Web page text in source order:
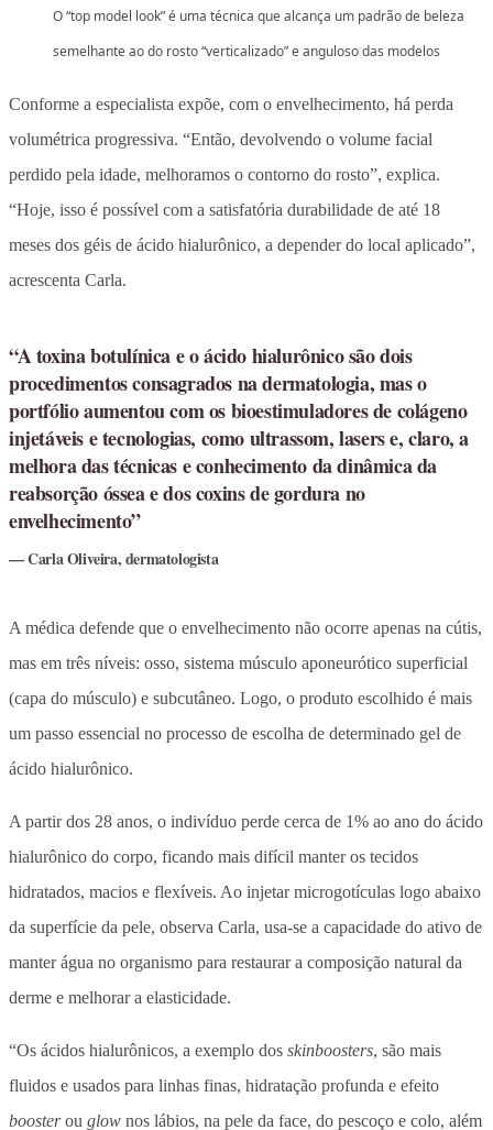
O “top model look” é uma técnica que alcança um padrão de beleza
semelhante ao do rosto “verticalizado” e anguloso das modelos
Conforme a especialista expõe, com o envelhecimento, há perda
volumétrica progressiva. “Então, devolvendo o volume facial
perdido pela idade, melhoramos o contorno do rosto”, explica.
“Hoje, isso é possível com a satisfatória durabilidade de até 18
meses dos géis de ácido hialurônico, a depender do local aplicado”,
acrescenta Carla.
“A toxina botulínica e o ácido hialurônico são dois
procedimentos consagrados na dermatologia, mas o
portfólio aumentou com os bioestimuladores de colágeno
injetáveis e tecnologias, como ultrassom, lasers e, claro, a
melhora das técnicas e conhecimento da dinâmica da
reabsorção óssea e dos coxins de gordura no
envelhecimento”
Carla Oliveira, dermatologista
A médica defende que o envelhecimento não ocorre apenas na cútis,
mas em três níveis: osso, sistema músculo aponeurótico superficial
(capa do músculo) e subcutâneo. Logo, o produto escolhido é mais
um passo essencial no processo de escolha de determinado gel de
ácido hialurônico.
A partir dos 28 anos, o indivíduo perde cerca de 1% ao ano do ácido
hialurônico do corpo, ficando mais difícil manter os tecidos
hidratados, macios e flexíveis. Ao injetar microgotículas logo abaixo
da superfície da pele, observa Carla, usa-se a capacidade do ativo de
manter água no organismo para restaurar a composição natural da
derme e melhorar a elasticidade.
“Os ácidos hialurônicos, a exemplo dos skinboosters, são mais
fluidos e usados para linhas finas, hidratação profunda e efeito
boosterou glow nos lábios, na pele da face, do pescoço e colo, além